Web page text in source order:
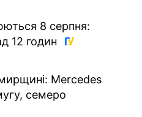
8 серпня:
12 годин
Mercedes
семеро